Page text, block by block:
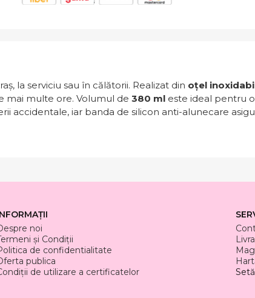
la serviciu sau în călătorii. Realizat din oțel
mai multe ore. Volumul de 380 ml este ideal pentru
accidentale, iar banda de silicon anti-alunecare
noi
și Condiții
de confidentialitate
publica
de utilizare a certificatelor